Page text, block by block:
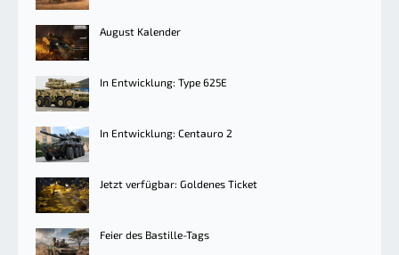
August Kalender
In Entwicklung: Type 625E
In Entwicklung: Centauro 2
Jetzt verfügbar: Goldenes Ticket
Feier des Bastille-Tags